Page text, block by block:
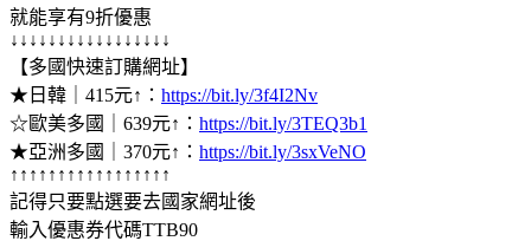
就能享有9折優惠
↓↓↓↓↓↓↓↓↓↓↓↓↓↓↓↓↓
【多國快速訂購網址】
★日韓｜415元↑： https://bit.ly/3f4I2Nv
☆歐美多國｜639元↑： https://bit.ly/3TEQ3b1
★亞洲多國｜370元↑： https://bit.ly/3sxVeNO
↑↑↑↑↑↑↑↑↑↑↑↑↑↑↑↑↑
記得只要點選要去國家網址後
輸入優惠券代碼TTB90